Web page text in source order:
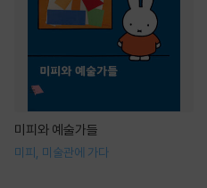
미피와 예술가들
미피, 미술관에 가다